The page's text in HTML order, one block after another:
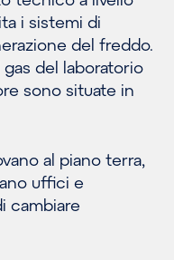
i sistemi di
del freddo.
del laboratorio
sono situate in
al piano terra,
uffici e
cambiare